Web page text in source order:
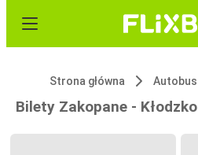
Strona główna Autobus
Bilety Zakopane - Kłodzko